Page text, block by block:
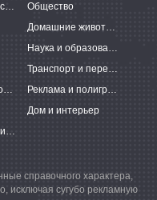
Культура и искусство
Общество
Домашние животные
Наука и образование
Транспорт и перевозки
Справочно-информационные системы
Реклама и полиграфия
Дом и интерьер
Телекоммуникации и связь
справочного характера,
исключая сугубо рекламную